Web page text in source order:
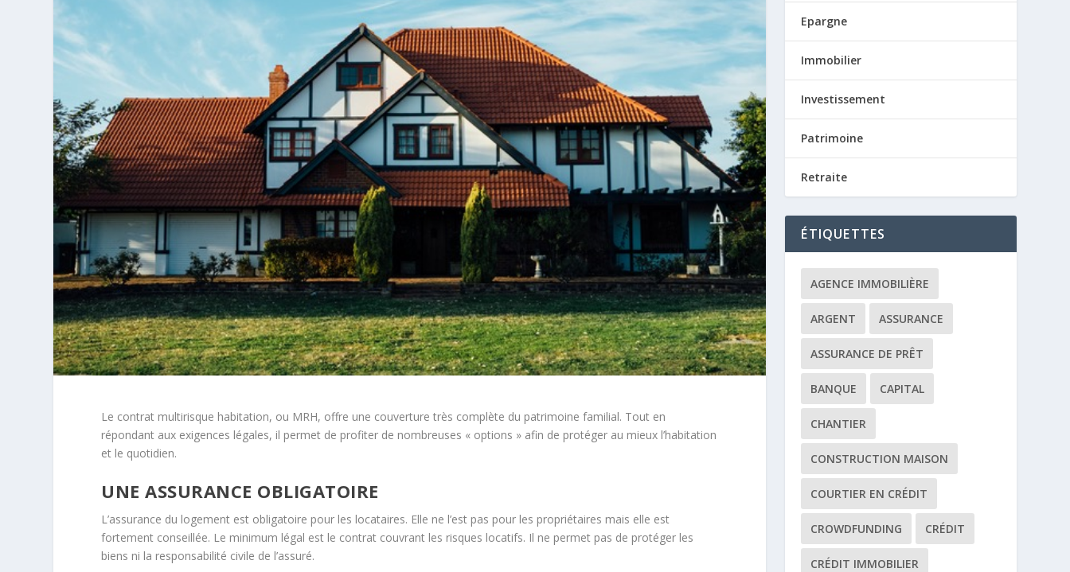
Le contrat multirisque habitation, ou MRH, offre une couverture très complète du patrimoine familial. Tout en
répondant aux exigences légales, il permet de profiter de nombreuses « options » afin de protéger au mieux l’habitation
et le quotidien.
UNE ASSURANCE OBLIGATOIRE
L’assurance du logement est obligatoire pour les locataires. Elle ne l’est pas pour les propriétaires mais elle est
fortement conseillée. Le minimum légal est le contrat couvrant les risques locatifs. Il ne permet pas de protéger les
biens ni la responsabilité civile de l’assuré.
Epargne
Immobilier
Investissement
Patrimoine
Retraite
ÉTIQUETTES
AGENCE IMMOBILIÈRE
ARGENT ASSURANCE
ASSURANCE DE PRÊT
BANQUE CAPITAL
CHANTIER
CONSTRUCTION MAISON
COURTIER EN CRÉDIT
CROWDFUNDING CRÉDIT
CRÉDIT IMMOBILIER